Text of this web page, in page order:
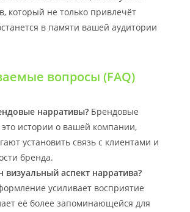
который не только привлечёт
в памяти вашей аудитории
вопросы (FAQ)
нарративы? Брендовые
истории о вашей компании,
установить связь с клиентами и
бренда.
аспект нарратива?
усиливает восприятие
её более запоминающейся для